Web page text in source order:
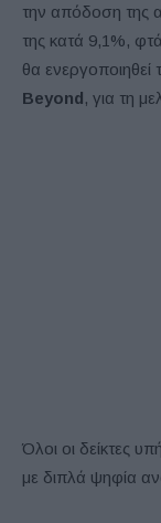
την απόδοση της
της κατά 9,1%,
θα ενεργοποιηθεί
Beyond, για τη
Όλοι οι δείκτες
με διπλά ψηφία